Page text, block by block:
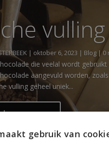
vulling
| oktober 6, 2023 | Blog | 0
die veelal wordt
aangevuld worden,
vulling geheel uniek...
Lees meer
gebruik van